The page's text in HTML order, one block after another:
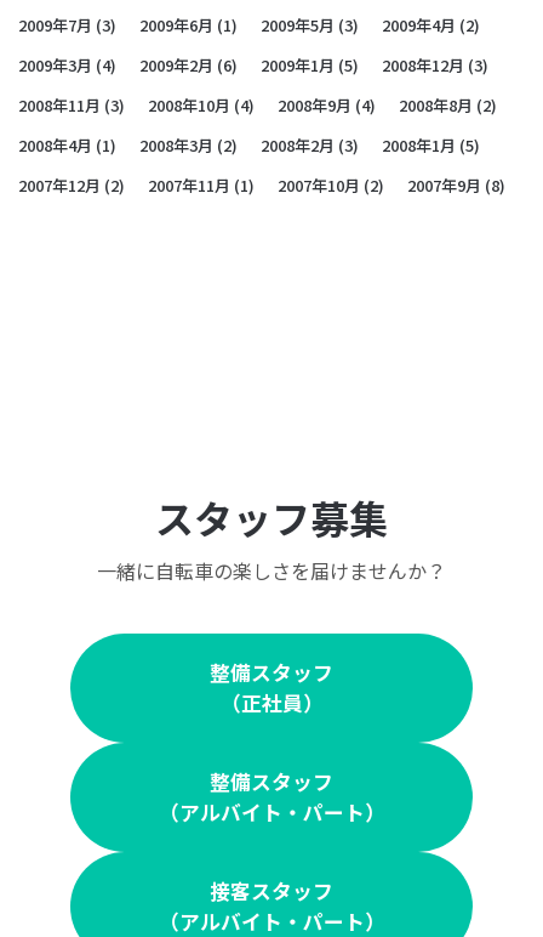
2009年7月 (3) 2009年6月 (1) 2009年5月 (3) 2009年4月 (2)
2009年3月 (4) 2009年2月 (6) 2009年1月 (5) 2008年12月 (3)
2008年11月 (3) 2008年10月 (4) 2008年9月 (4) 2008年8月 (2)
2008年4月 (1) 2008年3月 (2) 2008年2月 (3) 2008年1月 (5)
2007年12月 (2) 2007年11月 (1) 2007年10月 (2) 2007年9月 (8)
スタッフ募集
一緒に自転車の楽しさを届けませんか？
整備スタッフ
（正社員）
整備スタッフ
（アルバイト・パート）
接客スタッフ
（アルバイト・パート）